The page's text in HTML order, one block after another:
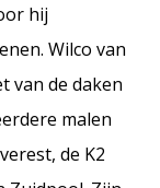
hij
Wilco van
van de daken
malen
de K2